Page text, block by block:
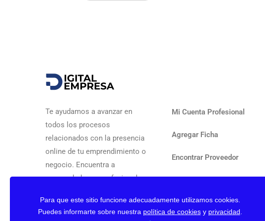
Te ayudamos a avanzar en
todos los procesos
relacionados con la presencia
online de tu emprendimiento o
negocio. Encuentra a
emprendedores, profesionales y
conseguir tus objetivos de
Mi Cuenta Profesional
Agregar Ficha
Encontrar Proveedor
Nuestro Blog
Para que este sitio funcione adecuadamente utilizamos cookies.
Puedes informarte sobre nuestra política de cookiesy privacidad